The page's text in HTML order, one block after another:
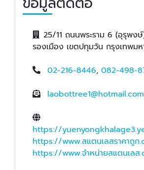
25/11 ถนนพระราม 6 (อุรุพง
รองเมือง เขตปทุมวัน กรุงเทพม
02-216-8446, 082-498-
laobottree1@hotmail.com
https://
https://www.สแตนเลสราคาถูก
https://www.จำหน่ายสแตนเลส